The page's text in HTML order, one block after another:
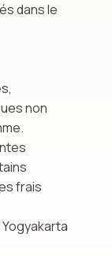
dans le
non
frais